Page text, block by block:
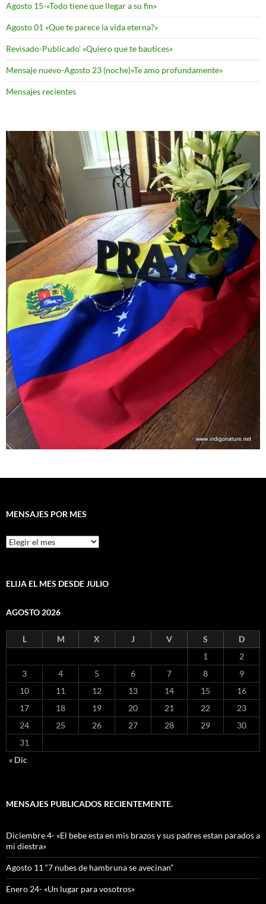
Agosto 15-«Todo tiene que llegar a su fin»
Agosto 01 «Que te parece la vida eterna?»
Revisado-Publicado’ «Quiero que te bautices»
Mensaje nuevo-Agosto 23 (noche)»Te amo profundamente»
Mensajes recientes
MENSAJES POR MES
Mensajes
por
ELIJA EL MES DESDE JULIO
AGOSTO 2026
L M X J V S
D
1
2
3
4 5 6 7 8
9
10
11 12 13 14 15
16
17
18 19 20 21 22
23
24
25 26 27 28 29
30
31
« Dic
MENSAJES PUBLICADOS RECIENTEMENTE.
Diciembre 4- «El bebe esta en mis brazos y sus padres estan parados a
mi diestra»
Agosto 11 “7 nubes de hambruna se avecinan”
Enero 24- «Un lugar para vosotros»